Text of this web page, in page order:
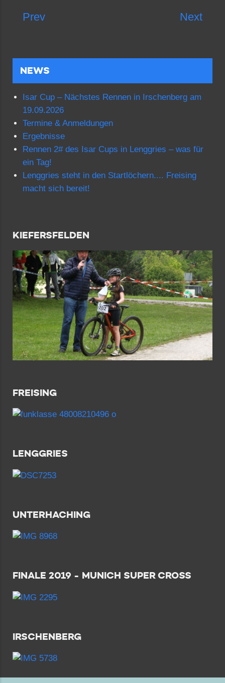
Prev Next
NEWS
Isar Cup – Nächstes Rennen in Irschenberg am
19.09.2026
Termine & Anmeldungen
Ergebnisse
Rennen 2# des Isar Cups in Lenggries – was für
ein Tag!
Lenggries steht in den Startlöchern.... Freising
macht sich bereit!
KIEFERSFELDEN
FREISING
LENGGRIES
UNTERHACHING
FINALE 2019 - MUNICH SUPER CROSS
IRSCHENBERG